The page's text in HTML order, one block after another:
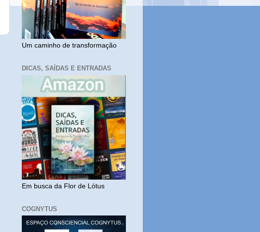
Um caminho de transformação
DICAS, SAÍDAS E ENTRADAS
Em busca da Flor de Lótus
COGNYTUS